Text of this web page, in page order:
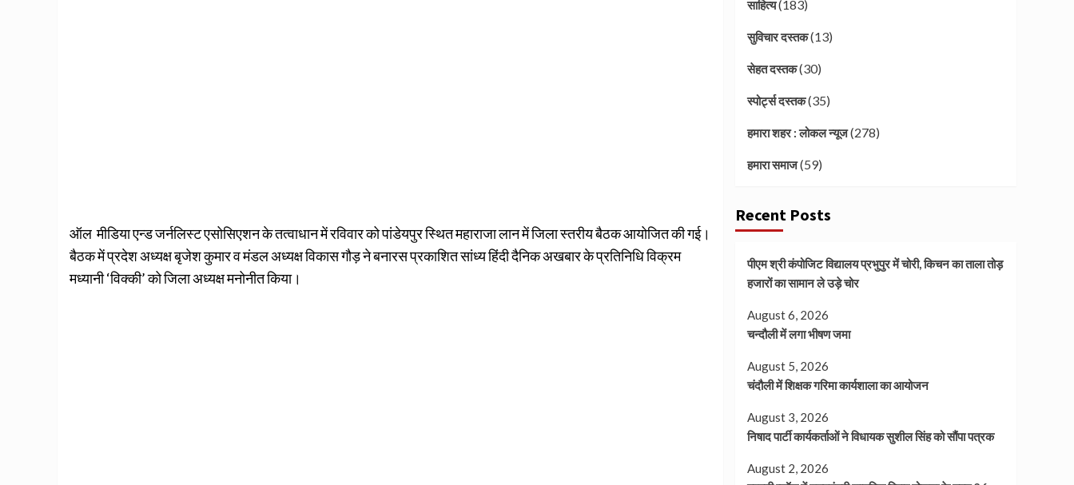
ऑल मीडिया एन्ड जर्नलिस्ट एसोसिएशन के तत्वाधान में रविवार को पांडेयपुर स्थित महाराजा लान में जिला स्तरीय बैठक आयोजित की गई।
बैठक में प्रदेश अध्यक्ष बृजेश कुमार व मंडल अध्यक्ष विकास गौड़ ने बनारस प्रकाशित सांध्य हिंदी दैनिक अखबार के प्रतिनिधि विक्रम
मध्यानी ‘विक्की’ को जिला अध्यक्ष मनोनीत किया।
साहित्य(183)
सुविचार दस्तक(13)
सेहत दस्तक(30)
स्पोर्ट्स दस्तक(35)
हमारा शहर : लोकल न्यूज(278)
हमारा समाज(59)
Recent Posts
पीएम श्री कंपोजिट विद्यालय प्रभुपुर में चोरी, किचन का ताला तोड़
हजारों का सामान ले उड़े चोर
August 6, 2026
चन्दौली में लगा भीषण जमा
August 5, 2026
चंदौली में शिक्षक गरिमा कार्यशाला का आयोजन
August 3, 2026
निषाद पार्टी कार्यकर्ताओं ने विधायक सुशील सिंह को सौंपा पत्रक
August 2, 2026